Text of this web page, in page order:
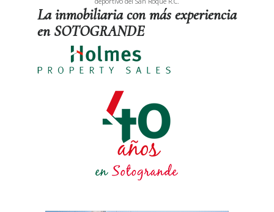
La inmobiliaria con más experiencia
en SOTOGRANDE